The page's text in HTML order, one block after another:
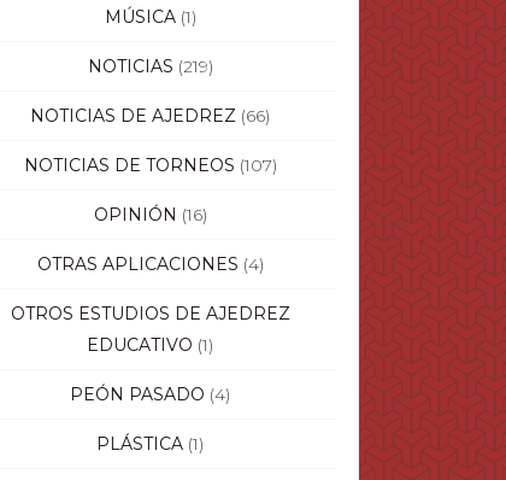
MÚSICA(1)
NOTICIAS (219)
NOTICIAS DE AJEDREZ (66)
NOTICIAS DE TORNEOS (107)
OPINIÓN (16)
OTRAS APLICACIONES (4)
OTROS ESTUDIOS DE AJEDREZ
EDUCATIVO (1)
PEÓN PASADO (4)
PLÁSTICA (1)